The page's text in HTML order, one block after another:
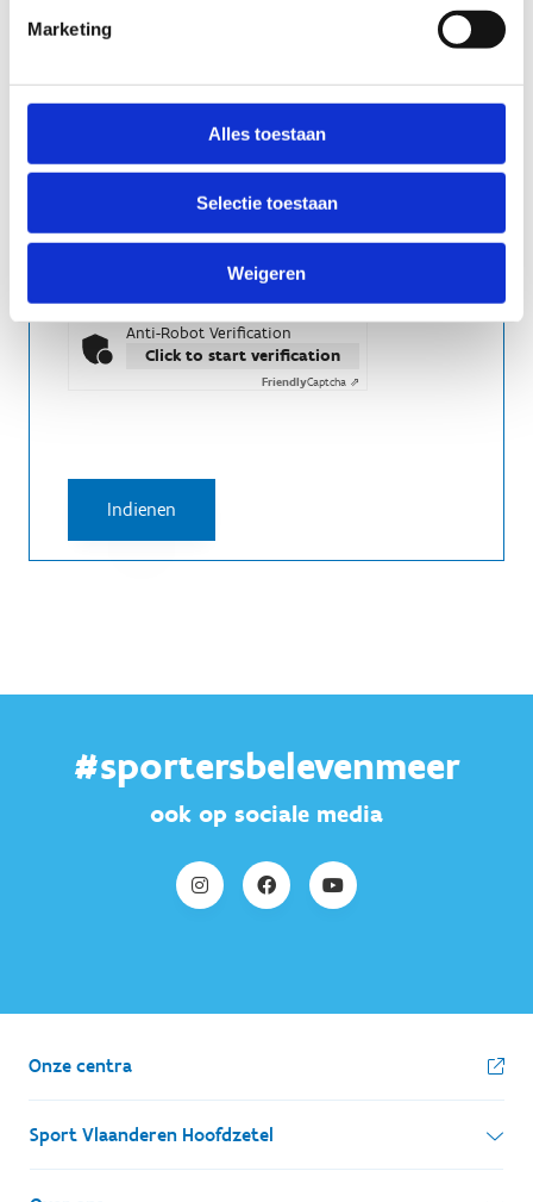
Marketing
Alles toestaan
Selectie toestaan
Weigeren
bewaard en verwerkt wordt.
Anti-Robot Verification
Click to start verification
FriendlyCaptcha ⇗
#sportersbelevenmeer
ook op sociale media
Onze centra
Sport Vlaanderen Hoofdzetel
Simon Bolivarlaan 17